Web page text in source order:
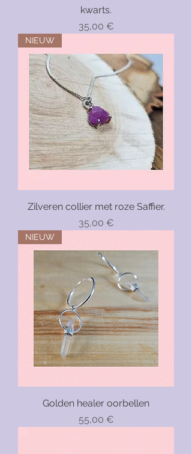
kwarts.
Precio
35,00 €
NIEUW
Zilveren collier met roze Saffier.
Precio
35,00 €
NIEUW
Golden healer oorbellen
Precio
55,00 €